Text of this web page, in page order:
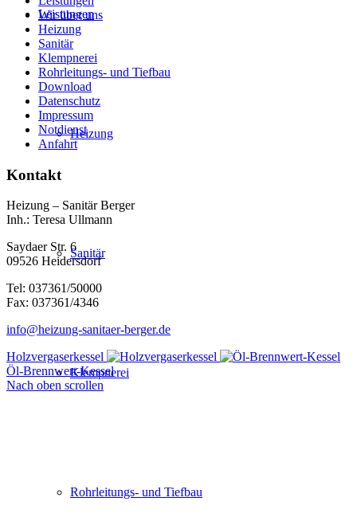
Leistungen
Heizung
Sanitär
Klempnerei
Rohrleitungs- und Tiefbau
Wir über uns
Heizung
Sanitär
Klempnerei
Rohrleitungs- und Tiefbau
Download
Datenschutz
Impressum
Notdienst
Anfahrt
Kontakt
Heizung – Sanitär Berger
Inh.: Teresa Ullmann
Saydaer Str. 6
09526 Heidersdorf
Tel: 037361/50000
Fax: 037361/4346
info@heizung-sanitaer-berger.de
Holzvergaserkessel
Öl-Brennwert-Kessel
Nach oben scrollen